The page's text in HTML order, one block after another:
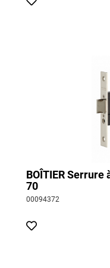
BOÎTIER
70
00094372